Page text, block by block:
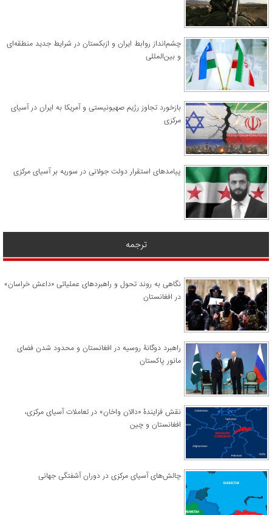
چشم‌انداز روابط ایران و ازبکستان در شرایط جدید منطقه‌ای
و بین‌المللی
​بازخورد تجاوز رژیم صهیونیستی و آمریکا به ایران در آسیای
مرکزی
پیامدهای استقرار دولت جولانی در سوریه بر آسیای مرکزی
ترجمه
نگاهی به روند تحول و راهبردهای عملیاتی «داعش خراسان»
در افغانستان
راهبرد دوگانۀ روسیه در افغانستان و محدود شدن فضای
مانور پاکستان
نقش فزایندۀ «دالان واخان» در تعاملات آسیای مرکزی،
افغانستان و چین
چالش‌های آسیای مرکزی در دوران آشفتگی جهانی